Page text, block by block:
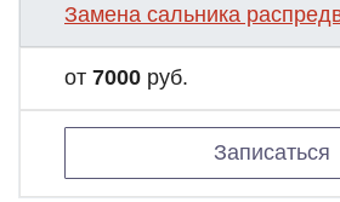
Замена сальника
от 7000 руб.
Записаться